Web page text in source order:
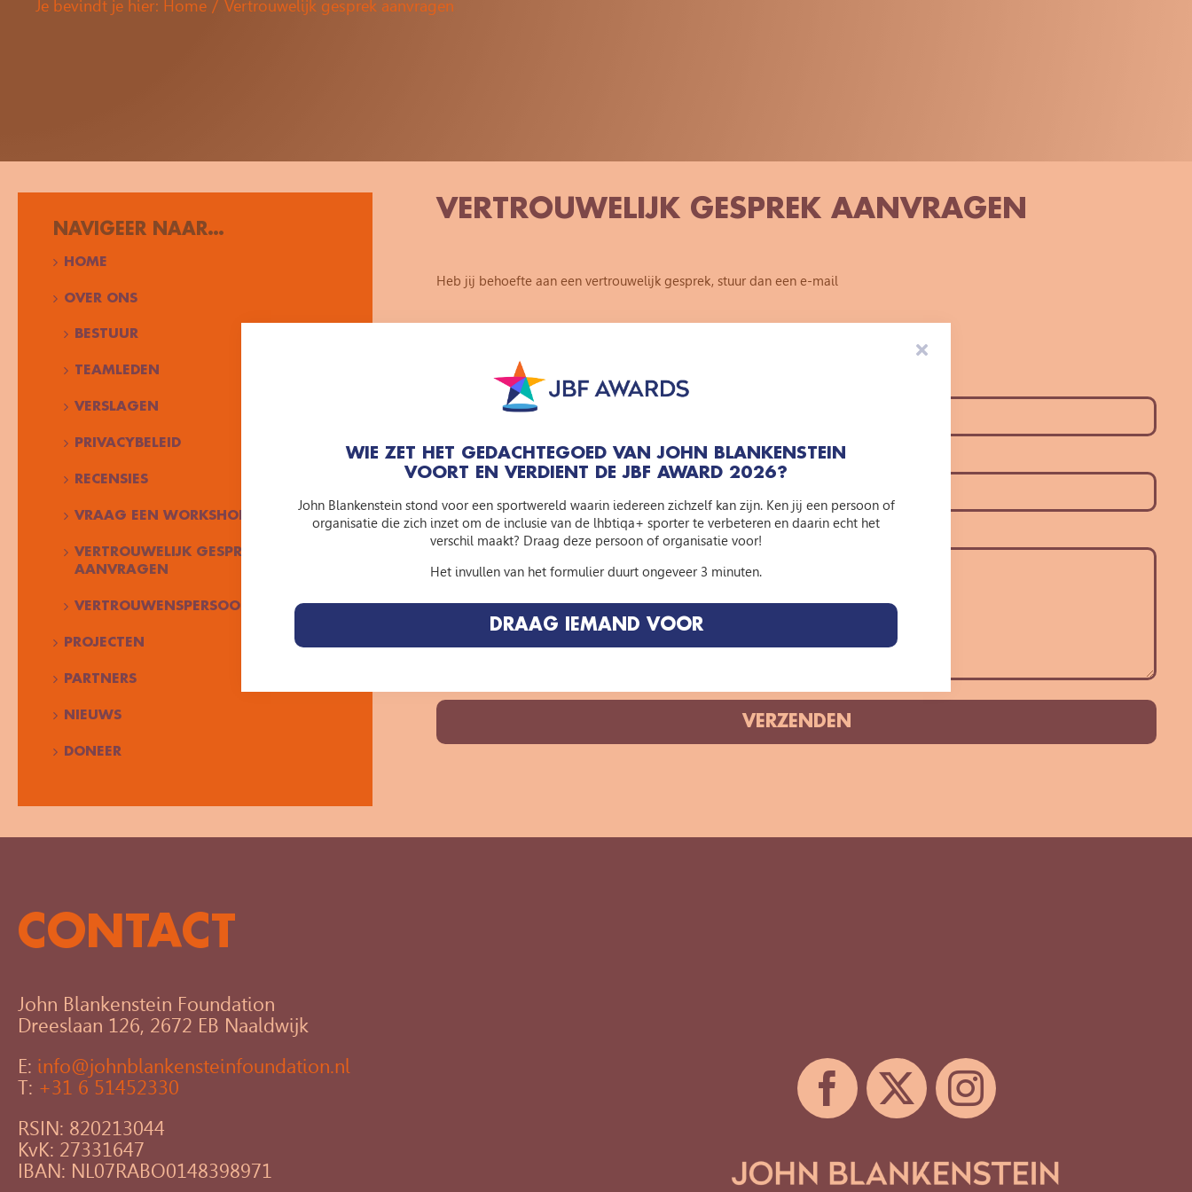
Je bevindt je hier: Home Vertrouwelijk gesprek aanvragen
NAVIGEER NAAR…
HOME
OVER ONS
BESTUUR
TEAMLEDEN
VERSLAGEN
PRIVACYBELEID
RECENSIES
VRAAG EEN WORKSHOP AAN
VERTROUWELIJK GESPREK
AANVRAGEN
VERTROUWENSPERSOON JBF
PROJECTEN
PARTNERS
NIEUWS
DONEER
VERTROUWELIJK GESPREK AANVRAGEN
Heb jij behoefte aan een vertrouwelijk gesprek, stuur dan een e-mail
Je naam (verplicht)
Je e-mailadres (verplicht)
Je bericht
Gelieve
dit
leeg
CONTACT
John Blankenstein Foundation
Dreeslaan 126, 2672 EB Naaldwijk
E: info@johnblankensteinfoundation.nl
T: +31 6 51452330
RSIN: 820213044
KvK: 27331647
IBAN: NL07RABO0148398971
WIE ZET HET GEDACHTEGOED VAN JOHN BLANKENSTEIN
VOORT EN VERDIENT DE JBF AWARD 2026?
John Blankenstein stond voor een sportwereld waarin iedereen zichzelf kan zijn. Ken jij een persoon of
organisatie die zich inzet om de inclusie van de lhbtiqa+ sporter te verbeteren en daarin echt het
verschil maakt? Draag deze persoon of organisatie voor!
Het invullen van het formulier duurt ongeveer 3 minuten.
DRAAG IEMAND VOOR